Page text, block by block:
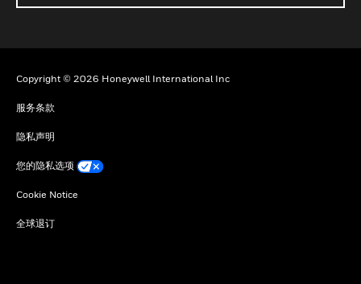
Copyright © 2026 Honeywell International Inc
服务条款
隐私声明
您的隐私选项
Cookie Notice
全球退订